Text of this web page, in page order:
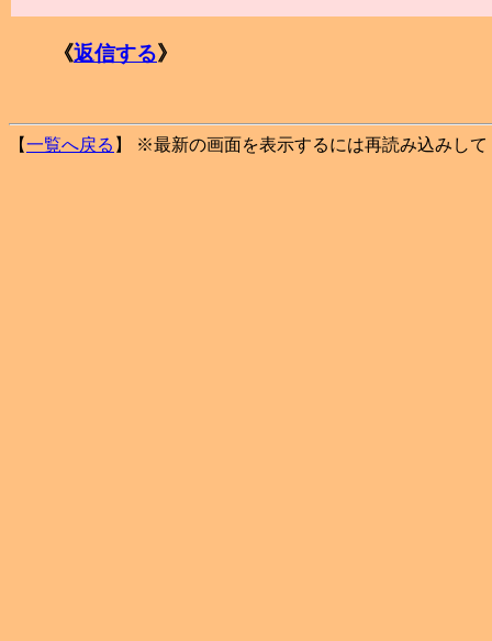
《返信する》
【一覧へ戻る 】 ※最新の画面を表示するには再読み込みして